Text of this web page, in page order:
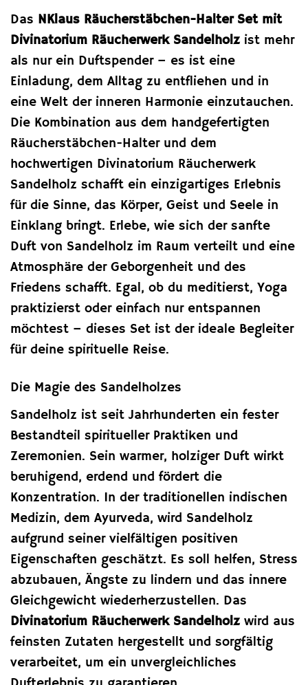
Das NKlaus Räucherstäbchen-Halter Set mit
Divinatorium Räucherwerk Sandelholz ist mehr
als nur ein Duftspender – es ist eine
Einladung, dem Alltag zu entfliehen und in
eine Welt der inneren Harmonie einzutauchen.
Die Kombination aus dem handgefertigten
Räucherstäbchen-Halter und dem
hochwertigen Divinatorium Räucherwerk
Sandelholz schafft ein einzigartiges Erlebnis
für die Sinne, das Körper, Geist und Seele in
Einklang bringt. Erlebe, wie sich der sanfte
Duft von Sandelholz im Raum verteilt und eine
Atmosphäre der Geborgenheit und des
Friedens schafft. Egal, ob du meditierst, Yoga
praktizierst oder einfach nur entspannen
möchtest – dieses Set ist der ideale Begleiter
für deine spirituelle Reise.
Die Magie des Sandelholzes
Sandelholz ist seit Jahrhunderten ein fester
Bestandteil spiritueller Praktiken und
Zeremonien. Sein warmer, holziger Duft wirkt
beruhigend, erdend und fördert die
Konzentration. In der traditionellen indischen
Medizin, dem Ayurveda, wird Sandelholz
aufgrund seiner vielfältigen positiven
Eigenschaften geschätzt. Es soll helfen, Stress
abzubauen, Ängste zu lindern und das innere
Gleichgewicht wiederherzustellen. Das
Divinatorium Räucherwerk Sandelholz wird aus
feinsten Zutaten hergestellt und sorgfältig
verarbeitet, um ein unvergleichliches